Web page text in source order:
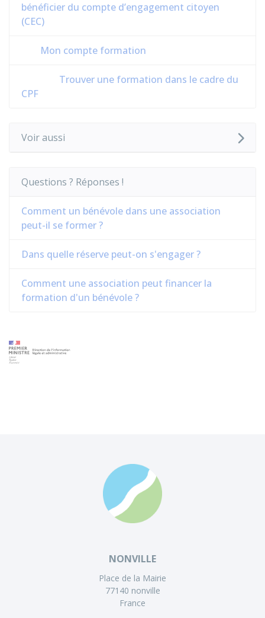
bénéficier du compte d’engagement citoyen
(CEC)
Mon compte formation
Trouver une formation dans le cadre du
CPF
Voir aussi
Questions ? Réponses !
Comment un bénévole dans une association
peut-il se former ?
Dans quelle réserve peut-on s'engager ?
Comment une association peut financer la
formation d'un bénévole ?
NONVILLE
Place de la Mairie
77140 nonville
France